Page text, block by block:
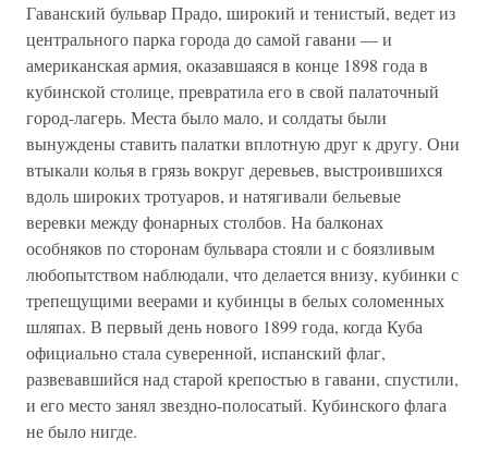
Гаванский бульвар Прадо, широкий и тенистый, ведет из
центрального парка города до самой гавани — и
американская армия, оказавшаяся в конце 1898 года в
кубинской столице, превратила его в свой палаточный
город-лагерь. Места было мало, и солдаты были
вынуждены ставить палатки вплотную друг к другу. Они
втыкали колья в грязь вокруг деревьев, выстроившихся
вдоль широких тротуаров, и натягивали бельевые
веревки между фонарных столбов. На балконах
особняков по сторонам бульвара стояли и с боязливым
любопытством наблюдали, что делается внизу, кубинки с
трепещущими веерами и кубинцы в белых соломенных
шляпах. В первый день нового 1899 года, когда Куба
официально стала суверенной, испанский флаг,
развевавшийся над старой крепостью в гавани, спустили,
и его место занял звездно-полосатый. Кубинского флага
не было нигде.